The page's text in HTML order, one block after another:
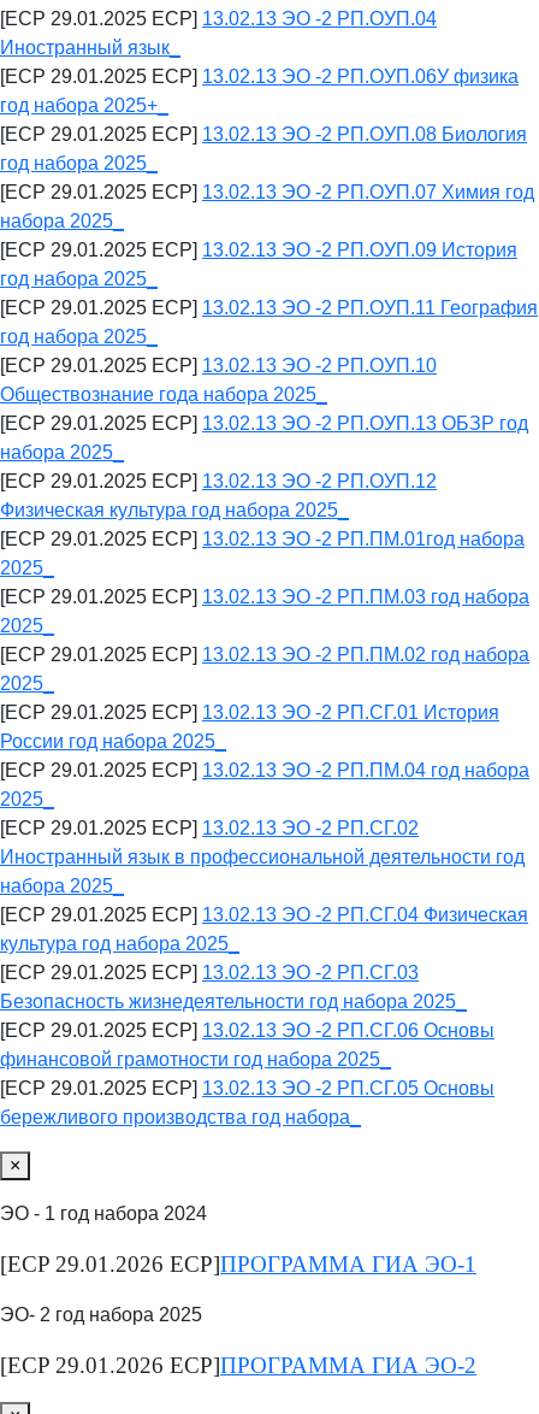
[ECP 29.01.2025 ECP] 13.02.13 ЭО -2 РП.ОУП.04
Иностранный язык_
[ECP 29.01.2025 ECP] 13.02.13 ЭО -2 РП.ОУП.06У физика
год набора 2025+_
[ECP 29.01.2025 ECP] 13.02.13 ЭО -2 РП.ОУП.08 Биология
год набора 2025_
[ECP 29.01.2025 ECP] 13.02.13 ЭО -2 РП.ОУП.07 Химия год
набора 2025_
[ECP 29.01.2025 ECP] 13.02.13 ЭО -2 РП.ОУП.09 История
год набора 2025_
[ECP 29.01.2025 ECP] 13.02.13 ЭО -2 РП.ОУП.11 География
год набора 2025_
[ECP 29.01.2025 ECP] 13.02.13 ЭО -2 РП.ОУП.10
Обществознание года набора 2025_
[ECP 29.01.2025 ECP] 13.02.13 ЭО -2 РП.ОУП.13 ОБЗР год
набора 2025_
[ECP 29.01.2025 ECP] 13.02.13 ЭО -2 РП.ОУП.12
Физическая культура год набора 2025_
[ECP 29.01.2025 ECP] 13.02.13 ЭО -2 РП.ПМ.01год набора
2025_
[ECP 29.01.2025 ECP] 13.02.13 ЭО -2 РП.ПМ.03 год набора
2025_
[ECP 29.01.2025 ECP] 13.02.13 ЭО -2 РП.ПМ.02 год набора
2025_
[ECP 29.01.2025 ECP] 13.02.13 ЭО -2 РП.СГ.01 История
России год набора 2025_
[ECP 29.01.2025 ECP] 13.02.13 ЭО -2 РП.ПМ.04 год набора
2025_
[ECP 29.01.2025 ECP] 13.02.13 ЭО -2 РП.СГ.02
Иностранный язык в профессиональной деятельности год
набора 2025_
[ECP 29.01.2025 ECP] 13.02.13 ЭО -2 РП.СГ.04 Физическая
культура год набора 2025_
[ECP 29.01.2025 ECP] 13.02.13 ЭО -2 РП.СГ.03
Безопасность жизнедеятельности год набора 2025_
[ECP 29.01.2025 ECP] 13.02.13 ЭО -2 РП.СГ.06 Основы
финансовой грамотности год набора 2025_
[ECP 29.01.2025 ECP] 13.02.13 ЭО -2 РП.СГ.05 Основы
бережливого производства год набора_
×
ЭО - 1 год набора 2024
[ECP 29.01.2026 ECP]ПРОГРАММА ГИА ЭО-1
ЭО- 2 год набора 2025
[ECP 29.01.2026 ECP]ПРОГРАММА ГИА ЭО-2